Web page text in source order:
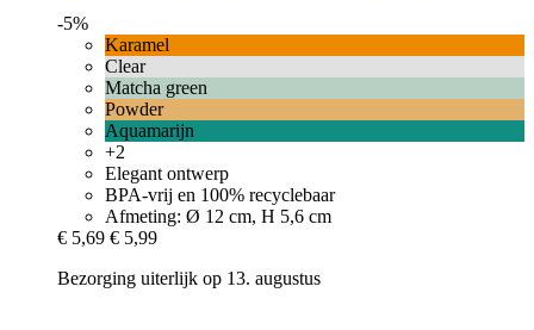
-5%
Karamel
Clear
Matcha green
Powder
Aquamarijn
+2
Elegant ontwerp
BPA-vrij en 100% recyclebaar
Afmeting: Ø 12 cm, H 5,6 cm
€ 5,69 € 5,99
Bezorging uiterlijk op 13. augustus